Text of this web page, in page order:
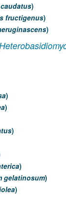
)
fructigenus)
)
)
)
)
)
gelatinosum)
)